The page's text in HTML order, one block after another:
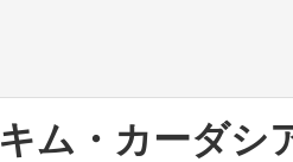
キム・カーダシ